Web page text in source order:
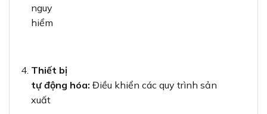
nguy
hiểm
Thiết bị
tự động hóa: Điều khiển các quy trình sản
xuất